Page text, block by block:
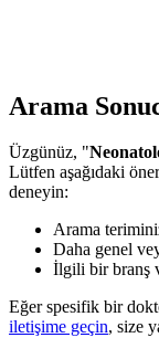
Arama
Üzgünüz, "
Lütfen aşağıdaki
deneyin:
Arama
Daha genel
İlgili bir branş
Eğer spesifik bir
iletişime geçin, size